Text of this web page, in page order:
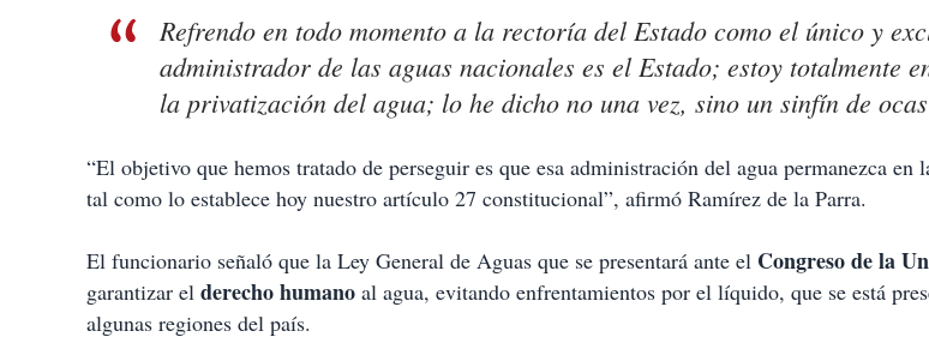
Refrendo en todo momento a la rectoría del Estado como el único y
administrador de las aguas nacionales es el Estado; estoy totalmente
la privatización del agua; lo he dicho no una vez, sino un sinfín de
“El objetivo que hemos tratado de perseguir es que esa administración del agua permanezca en
tal como lo establece hoy nuestro artículo 27 constitucional”, afirmó Ramírez de la Parra.
El funcionario señaló que la Ley General de Aguas que se presentará ante el Congreso de la
garantizar el derecho humano al agua, evitando enfrentamientos por el líquido, que se está
algunas regiones del país.